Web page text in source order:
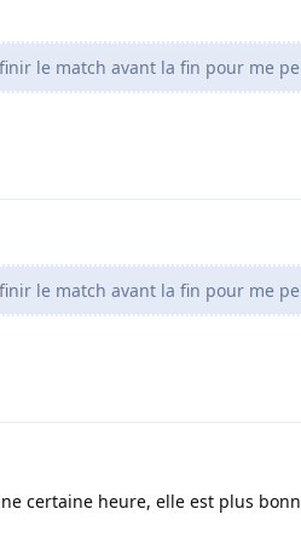
le match avant la fin pour me
le match avant la fin pour me
certaine heure, elle est plus